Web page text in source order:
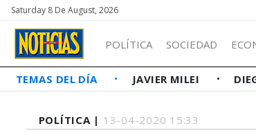
Saturday 8 De August, 2026
POLÍTICA SOCIEDAD
TEMAS DEL DÍA JAVIER MILEI
POLÍTICA | 13-04-2020 15:33